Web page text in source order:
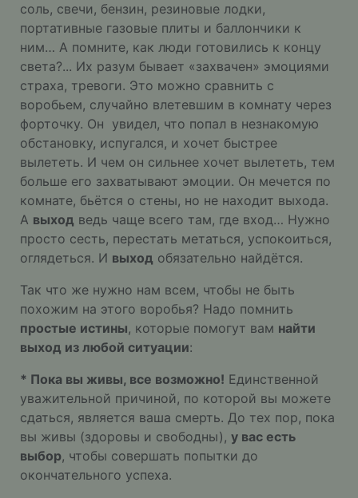
соль, свечи, бензин, резиновые лодки,
портативные газовые плиты и баллончики к
ним… А помните, как люди готовились к концу
света?... Их разум бывает «захвачен» эмоциями
страха, тревоги. Это можно сравнить с
воробьем, случайно влетевшим в комнату через
форточку. Он увидел, что попал в незнакомую
обстановку, испугался, и хочет быстрее
вылететь. И чем он сильнее хочет вылететь, тем
больше его захватывают эмоции. Он мечется по
комнате, бьётся о стены, но не находит выхода.
А выход ведь чаще всего там, где вход… Нужно
просто сесть, перестать метаться, успокоиться,
оглядеться. И выход обязательно найдётся.
Так что же нужно нам всем, чтобы не быть
похожим на этого воробья? Надо помнить
простые истины, которые помогут вам найти
выход из любой ситуации:
* Пока вы живы, все возможно! Единственной
уважительной причиной, по которой вы можете
сдаться, является ваша смерть. До тех пор, пока
вы живы (здоровы и свободны), у вас есть
выбор, чтобы совершать попытки до
окончательного успеха.